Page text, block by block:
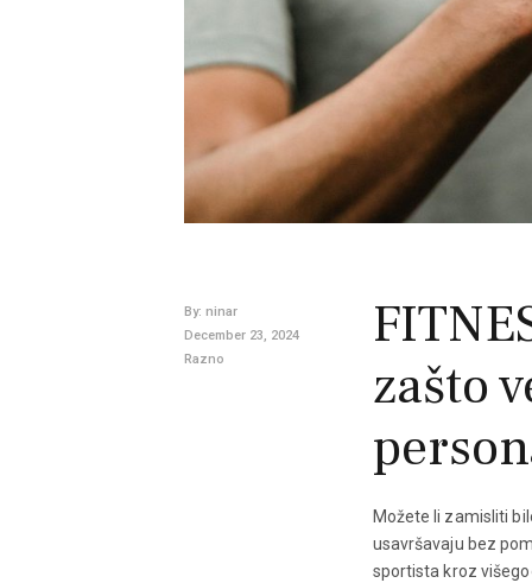
zašto
By: ninar
December 23, 2024
Razno
Možete li zamisliti
usavršavaju bez
sportista kroz